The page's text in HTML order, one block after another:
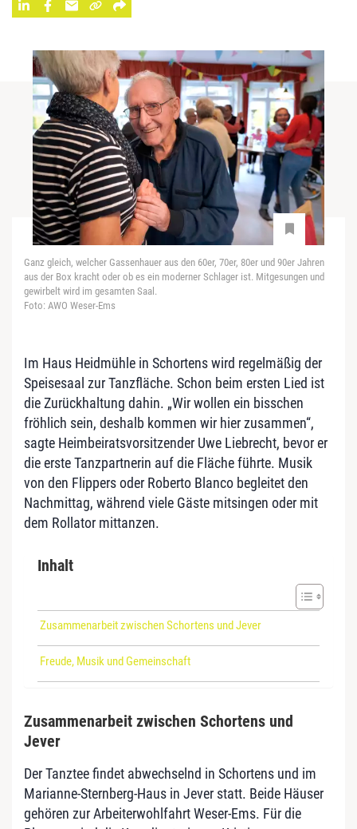
Ganz gleich, welcher Gassenhauer aus den 60er, 70er, 80er und 90er Jahren
aus der Box kracht oder ob es ein moderner Schlager ist. Mitgesungen und
gewirbelt wird im gesamten Saal.
Foto: AWO Weser-Ems
Im Haus Heidmühle in Schortens wird regelmäßig der
Speisesaal zur Tanzfläche. Schon beim ersten Lied ist
die Zurückhaltung dahin. „Wir wollen ein bisschen
fröhlich sein, deshalb kommen wir hier zusammen“,
sagte Heimbeiratsvorsitzender Uwe Liebrecht, bevor er
die erste Tanzpartnerin auf die Fläche führte. Musik
von den Flippers oder Roberto Blanco begleitet den
Nachmittag, während viele Gäste mitsingen oder mit
dem Rollator mittanzen.
Inhalt
Zusammenarbeit zwischen Schortens und Jever
Freude, Musik und Gemeinschaft
Zusammenarbeit zwischen Schortens und
Jever
Der Tanztee findet abwechselnd in Schortens und im
Marianne-Sternberg-Haus in Jever statt. Beide Häuser
gehören zur Arbeiterwohlfahrt Weser-Ems. Für die